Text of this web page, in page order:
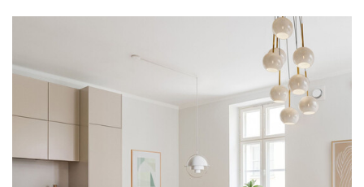
Asiakkaat kuvailevat häntä aidoksi ja helposti
lähestyttäväksi ammattilaiseksi, jonka optimismi ja
energia tekevät yhteistyöstä miellyttävää ja
Työn ulkopuolella Marianne viettää aikaa tyttärensä
kanssa, ja yhteiset matkat, erityisesti Italiaan, tuovat
hänelle inspiraatiota ja iloa arkeen.